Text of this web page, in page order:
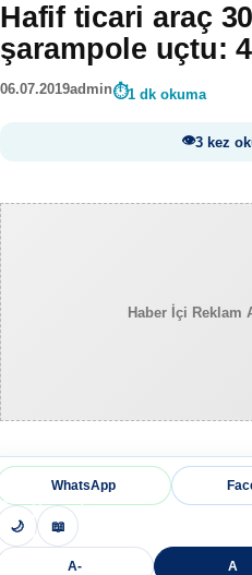
Hafif ticari araç
şarampole uçtu: 4
06.07.2019admin 1 dk okuma
3 kez
Haber İçi Reklam
WhatsApp
🌙 📖
A- A